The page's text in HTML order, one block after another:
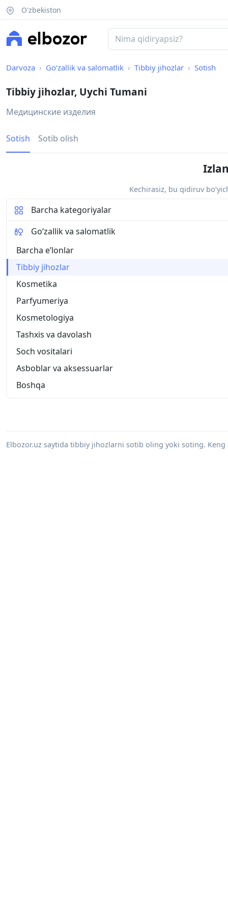
O'zbekiston
Darvoza Go‘zallik va salomatlik Tibbiy jihozlar Sotish
Tibbiy jihozlar, Uychi Tumani
Медицинские изделия
Sotish Sotib olish
Kechirasiz, bu qidiruv
Barcha kategoriyalar
Go‘zallik va salomatlik
Barcha eʼlonlar
Tibbiy jihozlar
Kosmetika
Parfyumeriya
Kosmetologiya
Tashxis va davolash
Soch vositalari
Asboblar va aksessuarlar
Boshqa
Elbozor.uz saytida tibbiy jihozlarni sotib oling yoki soting.